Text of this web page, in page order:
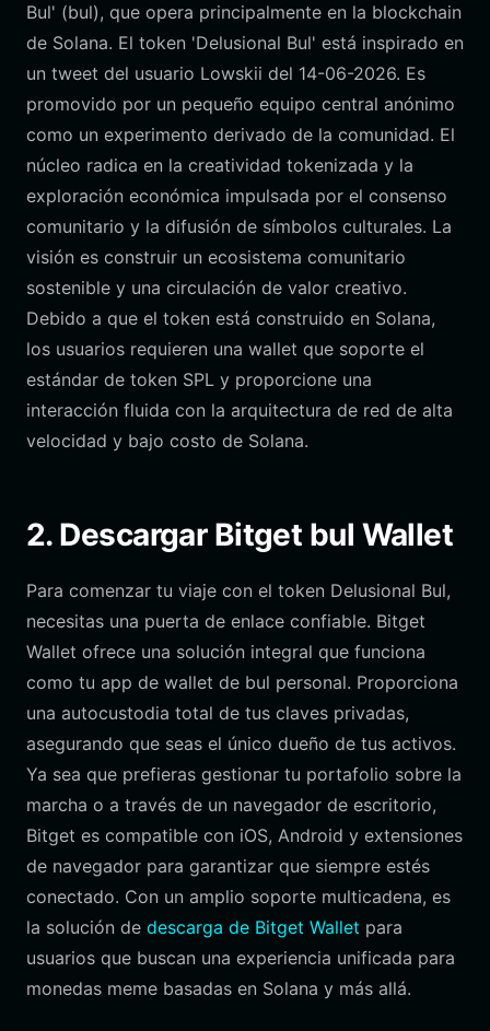
Bul' (bul), que opera principalmente en la blockchain
de Solana. El token 'Delusional Bul' está inspirado en
un tweet del usuario Lowskii del 14-06-2026. Es
promovido por un pequeño equipo central anónimo
como un experimento derivado de la comunidad. El
núcleo radica en la creatividad tokenizada y la
exploración económica impulsada por el consenso
comunitario y la difusión de símbolos culturales. La
visión es construir un ecosistema comunitario
sostenible y una circulación de valor creativo.
Debido a que el token está construido en Solana,
los usuarios requieren una wallet que soporte el
estándar de token SPL y proporcione una
interacción fluida con la arquitectura de red de alta
velocidad y bajo costo de Solana.
2. Descargar Bitget bul Wallet
Para comenzar tu viaje con el token Delusional Bul,
necesitas una puerta de enlace confiable. Bitget
Wallet ofrece una solución integral que funciona
como tu app de wallet de bul personal. Proporciona
una autocustodia total de tus claves privadas,
asegurando que seas el único dueño de tus activos.
Ya sea que prefieras gestionar tu portafolio sobre la
marcha o a través de un navegador de escritorio,
Bitget es compatible con iOS, Android y extensiones
de navegador para garantizar que siempre estés
conectado. Con un amplio soporte multicadena, es
la solución de descarga de Bitget Wallet para
usuarios que buscan una experiencia unificada para
monedas meme basadas en Solana y más allá.